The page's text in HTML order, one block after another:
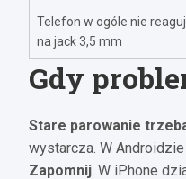
Telefon w ogóle nie
na jack 3,5 mm
Gdy
Stare parowanie
wystarcza. W
Zapomnij. W iPhone